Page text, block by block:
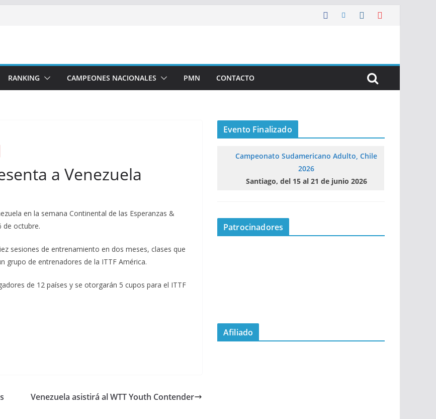
RANKING CAMPEONES NACIONALES PMN CONTACTO
a Venezuela
en la semana Continental de las Esperanzas &
de octubre.
sesiones de entrenamiento en dos meses, clases que
grupo de entrenadores de la ITTF América.
de 12 países y se otorgarán 5 cupos para el ITTF
Venezuela asistirá al WTT Youth Contender
Evento Finalizado
Campeonato Sudamericano Adulto, Chile
2026
Santiago, del 15 al 21 de junio 2026
Patrocinadores
Afiliado